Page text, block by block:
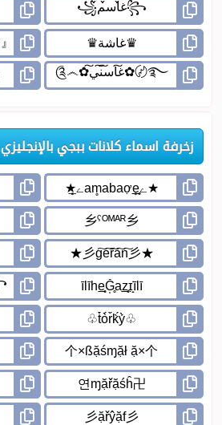
زخرفة اسماء كلانات ببجي بالإنجليزي